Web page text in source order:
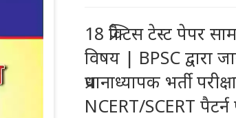
18 प्रैक्टिस टेस्ट पेपर
विषय | BPSC द्वारा
प्रधानाध्यापक भर्ती
NCERT/SCERT पैटर्न